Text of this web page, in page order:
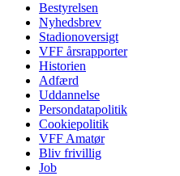
Bestyrelsen
Nyhedsbrev
Stadionoversigt
VFF årsrapporter
Historien
Adfærd
Uddannelse
Persondatapolitik
Cookiepolitik
VFF Amatør
Bliv frivillig
Job